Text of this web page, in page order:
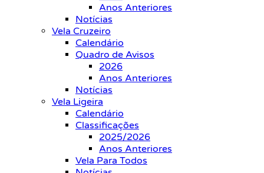
Anos Anteriores
Notícias
Vela Cruzeiro
Calendário
Quadro de Avisos
2026
Anos Anteriores
Notícias
Vela Ligeira
Calendário
Classificações
2025/2026
Anos Anteriores
Vela Para Todos